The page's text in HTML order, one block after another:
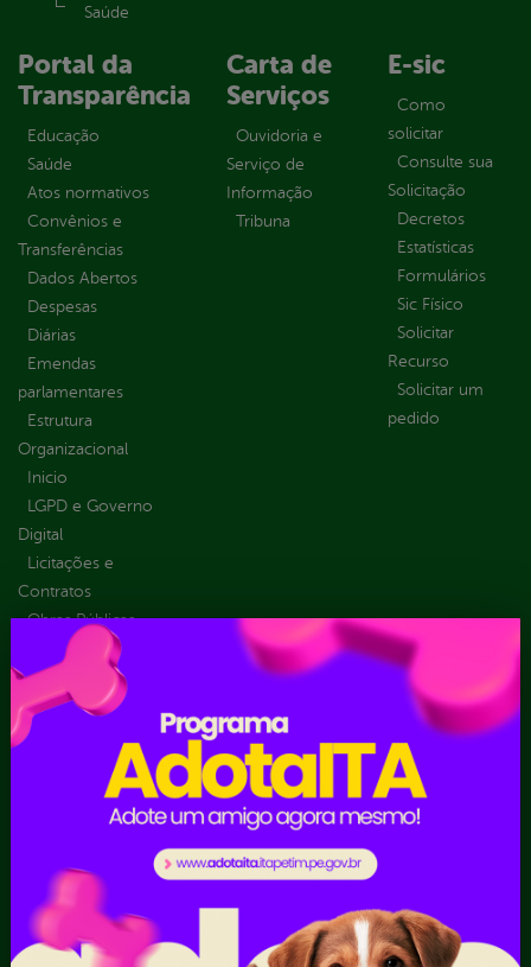
Saúde
Portal da
Transparência
Educação
Saúde
Atos normativos
Convênios e
Transferências
Dados Abertos
Despesas
Diárias
Emendas
parlamentares
Estrutura
Organizacional
Inicio
LGPD e Governo
Digital
Licitações e
Contratos
Obras Públicas
Planejamento e
Prestação de Contas
Receitas
Recursos Humanos
Carta de
Serviços
Ouvidoria e
Serviço de
Informação
Tribuna
E-sic
Como
solicitar
Consulte sua
Solicitação
Decretos
Estatísticas
Formulários
Sic Físico
Solicitar
Recurso
Solicitar um
pedido
Ouvidoria
Acompanhar uma
Atendimento via WhatsApp
Competências da Ouvidoria
Dúvidas? Acesse o FAQ
Portal Transporte
Escolar
Contratos
Contratos Administrativos
Despesas
I - Anexo I - Ficha de